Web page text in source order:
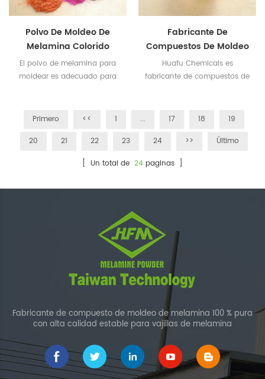
Polvo De Moldeo De
Melamina Colorido
El polvo de melamina para
moldear es adecuado para
Fabricante De
Compuestos De Moldeo
De Melamina En China
Huafu Chemicals es
fabricante de compuestos de
años.
Primero << 1 ... 17 18
19
20
21 22 23 24 >>
Último
[ Un total de 24 paginas ]
Fabricante de compuesto de moldeo de melamina 100 % pura
con alta calidad estable para vajillas de melamina